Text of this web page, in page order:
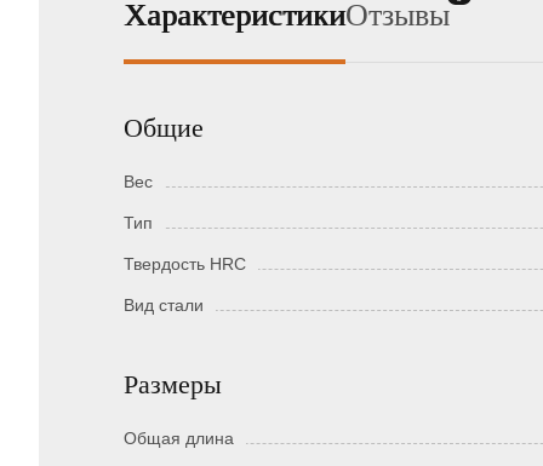
ХарактеристикиОтзывы
Общие
Вес
Тип
Твердость HRC
Вид стали
Размеры
Общая длина